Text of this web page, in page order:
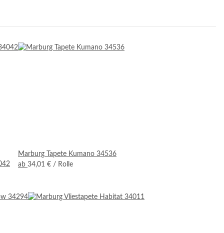
Marburg Tapete Kumano 34536
ab 34,01 € / Rolle